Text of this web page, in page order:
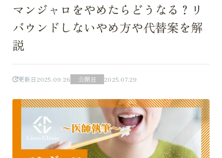
マンジャロをやめたらどうなる？リ
バウンドしないやめ方や代替案を解
説
更新日 2025.09.26 公開日 2025.07.29